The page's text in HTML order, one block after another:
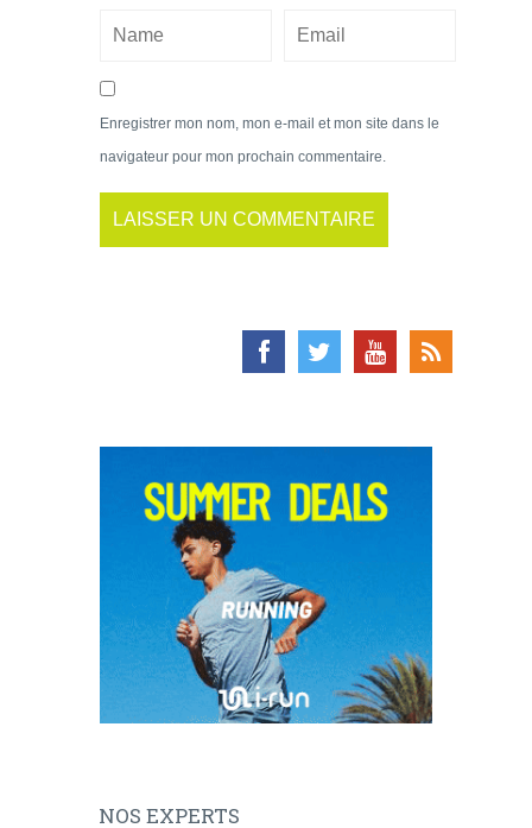
Enregistrer mon nom, mon e-mail et mon site dans le
navigateur pour mon prochain commentaire.
NOS EXPERTS